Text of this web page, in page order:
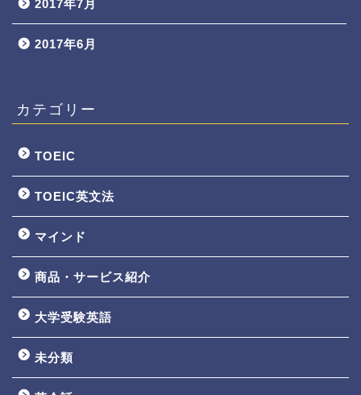
2017年7月
2017年6月
カテゴリー
TOEIC
TOEIC英文法
マインド
商品・サービス紹介
大学受験英語
未分類
TOEIC3ヵ月で800点講座